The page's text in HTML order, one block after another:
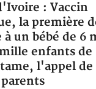
: Vaccin
la première
un bébé de 6
enfants de
l'appel de